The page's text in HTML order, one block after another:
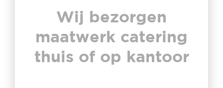
Wij bezorgen
maatwerk catering
thuis of op kantoor